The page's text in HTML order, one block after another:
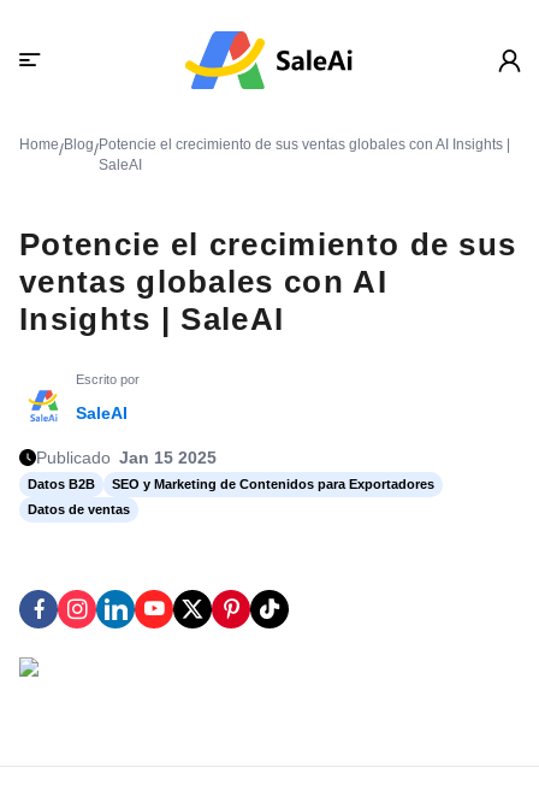
Home/Blog/Potencie el crecimiento de sus ventas globales con AI Insights |
SaleAI
Potencie el crecimiento de sus
ventas globales con AI
Insights | SaleAI
Escrito por
SaleAI
Publicado Jan 15 2025
Datos B2B
SEO y Marketing de Contenidos para Exportadores
Datos de ventas